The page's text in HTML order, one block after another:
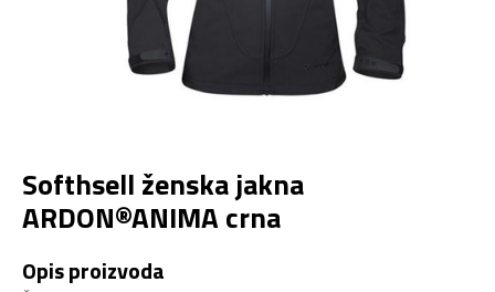
Softhsell ženska jakna
ARDON®ANIMA crna
Opis proizvoda